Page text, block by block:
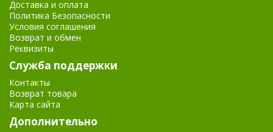
Доставка и оплата
Политика Безопасности
Условия соглашения
Возврат и обмен
Реквизиты
Служба поддержки
Контакты
Возврат товара
Карта сайта
Дополнительно